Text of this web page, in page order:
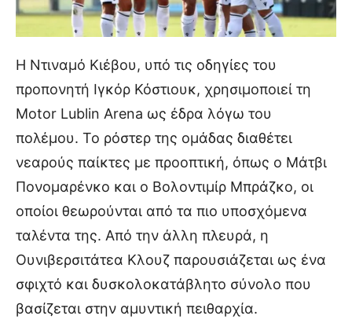
Η Ντιναμό Κιέβου, υπό τις οδηγίες του
προπονητή Ιγκόρ Κόστιουκ, χρησιμοποιεί τη
Motor Lublin Arena ως έδρα λόγω του
πολέμου. Το ρόστερ της ομάδας διαθέτει
νεαρούς παίκτες με προοπτική, όπως ο Μάτβι
Πονομαρένκο και ο Βολοντιμίρ Μπράζκο, οι
οποίοι θεωρούνται από τα πιο υποσχόμενα
ταλέντα της. Από την άλλη πλευρά, η
Ουνιβερσιτάτεα Κλουζ παρουσιάζεται ως ένα
σφιχτό και δυσκολοκατάβλητο σύνολο που
βασίζεται στην αμυντική πειθαρχία.